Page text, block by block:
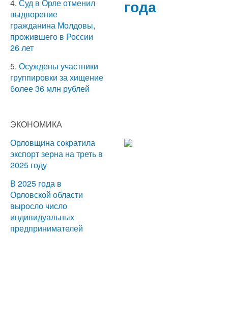
4. Суд в Орле отменил
выдворение
гражданина Молдовы,
прожившего в России
26 лет
5. Осуждены участники
группировки за хищение
более 36 млн рублей
ЭКОНОМИКА
Орловщина сократила
экспорт зерна на треть в
2025 году
В 2025 года в
Орловской области
выросло число
индивидуальных
предпринимателей
года